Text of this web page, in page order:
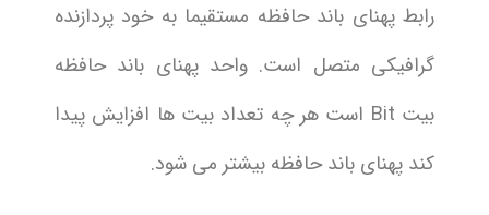
رابط پهنای باند حافظه مستقیما به خود پردازنده
گرافیکی متصل است. واحد پهنای باند حافظه
بیت Bit است هر چه تعداد بیت ها افزایش پیدا
کند پهنای باند حافظه بیشتر می شود.